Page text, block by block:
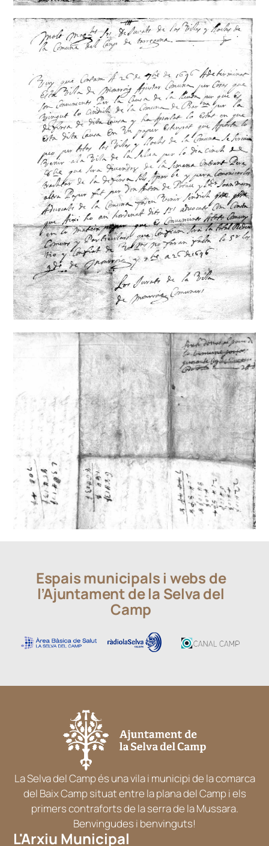
Espais municipals i webs de
l’Ajuntament de la Selva del
Camp
La Selva del Camp és una vila i municipi de la comarca
del Baix Camp situat entre la plana del Camp i els
primers contraforts de la serra de la Mussara.
Benvingudes i benvinguts!
L'Arxiu Municipal